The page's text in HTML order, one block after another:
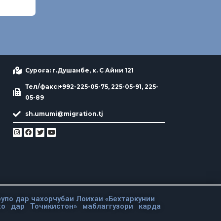
Суроға: г.Душанбе, к. С Айни 121
Тел/факс:+992-225-05-75, 225-05-91, 225-
05-89
sh.umumi@migration.tj
дар чахорчубаи Лоихаи «Бехтаркунии
дар Точикистон» маблаггузори карда